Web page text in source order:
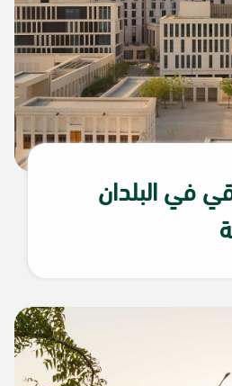
في البلدان